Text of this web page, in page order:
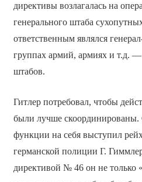
директивы возлагалась на
генерального штаба
ответственным являлся
группах армий, армиях и т.д.
штабов.
Гитлер потребовал, чтобы
были лучше скоординированы.
функции на себя выступил
германской полиции Г.
директивой № 46 он не только